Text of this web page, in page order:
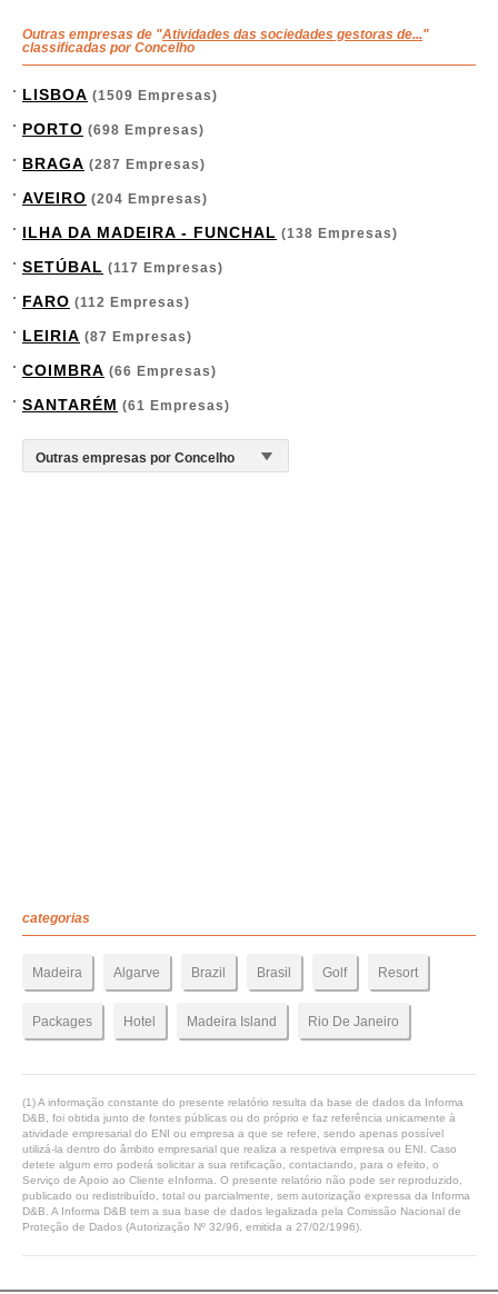
Outras empresas de "Atividades das sociedades gestoras de..."
classificadas por Concelho
LISBOA (1509 Empresas)
PORTO (698 Empresas)
BRAGA (287 Empresas)
AVEIRO (204 Empresas)
ILHA DA MADEIRA - FUNCHAL (138 Empresas)
SETÚBAL (117 Empresas)
FARO (112 Empresas)
LEIRIA (87 Empresas)
COIMBRA (66 Empresas)
SANTARÉM (61 Empresas)
categorias
Madeira Algarve Brazil Brasil Golf Resort
Packages Hotel Madeira Island Rio De Janeiro
(1) A informação constante do presente relatório resulta da base de dados da Informa
D&B, foi obtida junto de fontes públicas ou do próprio e faz referência unicamente à
atividade empresarial do ENI ou empresa a que se refere, sendo apenas possível
utilizá-la dentro do âmbito empresarial que realiza a respetiva empresa ou ENI. Caso
detete algum erro poderá solicitar a sua retificação, contactando, para o efeito, o
Serviço de Apoio ao Cliente eInforma. O presente relatório não pode ser reproduzido,
publicado ou redistribuído, total ou parcialmente, sem autorização expressa da Informa
D&B. A Informa D&B tem a sua base de dados legalizada pela Comissão Nacional de
Proteção de Dados (Autorização Nº 32/96, emitida a 27/02/1996).